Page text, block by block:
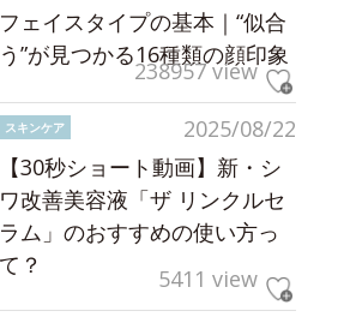
フェイスタイプの基本｜“似合
う”が見つかる16種類の顔印象
238957 view
2025/08/22
スキンケア
【30秒ショート動画】新・シ
ワ改善美容液「ザ リンクルセ
ラム」のおすすめの使い方っ
て？
5411 view